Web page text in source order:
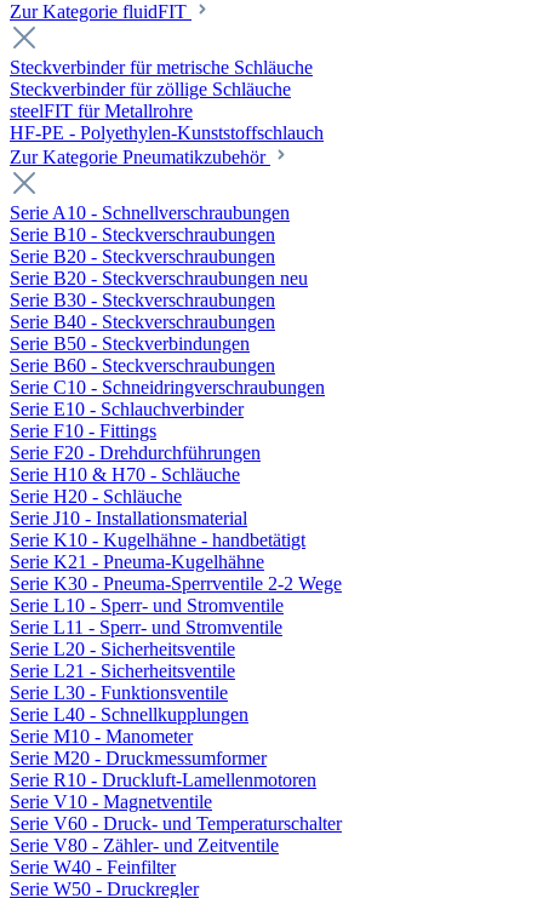
Zur Kategorie fluidFIT
Steckverbinder für metrische Schläuche
Steckverbinder für zöllige Schläuche
steelFIT für Metallrohre
HF-PE - Polyethylen-Kunststoffschlauch
Zur Kategorie Pneumatikzubehör
Serie A10 - Schnellverschraubungen
Serie B10 - Steckverschraubungen
Serie B20 - Steckverschraubungen
Serie B20 - Steckverschraubungen neu
Serie B30 - Steckverschraubungen
Serie B40 - Steckverschraubungen
Serie B50 - Steckverbindungen
Serie B60 - Steckverschraubungen
Serie C10 - Schneidringverschraubungen
Serie E10 - Schlauchverbinder
Serie F10 - Fittings
Serie F20 - Drehdurchführungen
Serie H10 & H70 - Schläuche
Serie H20 - Schläuche
Serie J10 - Installationsmaterial
Serie K10 - Kugelhähne - handbetätigt
Serie K21 - Pneuma-Kugelhähne
Serie K30 - Pneuma-Sperrventile 2-2 Wege
Serie L10 - Sperr- und Stromventile
Serie L11 - Sperr- und Stromventile
Serie L20 - Sicherheitsventile
Serie L21 - Sicherheitsventile
Serie L30 - Funktionsventile
Serie L40 - Schnellkupplungen
Serie M10 - Manometer
Serie M20 - Druckmessumformer
Serie R10 - Druckluft-Lamellenmotoren
Serie V10 - Magnetventile
Serie V60 - Druck- und Temperaturschalter
Serie V80 - Zähler- und Zeitventile
Serie W40 - Feinfilter
Serie W50 - Druckregler